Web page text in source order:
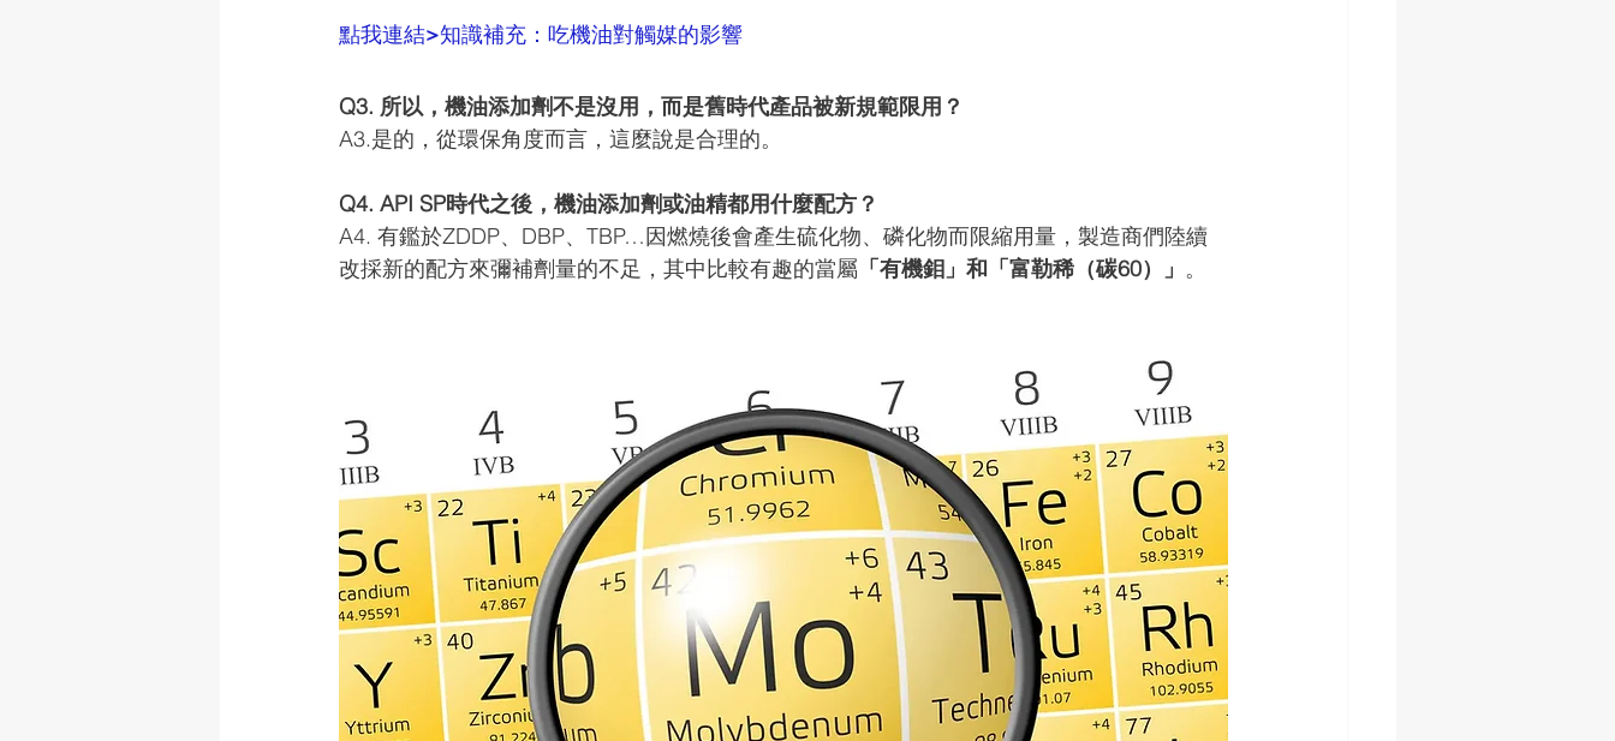
點我連結>知識補充：吃機油對觸媒的影響
Q3. 所以，機油添加劑不是沒用，而是舊時代產品被新規範限用？
A3.是的，從環保角度而言，這麼說是合理的。
Q4. API SP時代之後，機油添加劑或油精都用什麼配方？
A4. 有鑑於ZDDP、DBP、TBP…因燃燒後會產生硫化物、磷化物而限縮用量，製造商們陸續
改採新的配方來彌補劑量的不足，其中比較有趣的當屬 「有機鉬」和「富勒稀（碳60）」 。